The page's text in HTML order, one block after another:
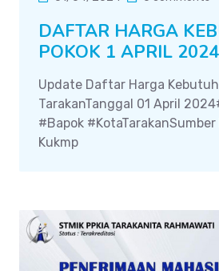
DAFTAR HARGA
POKOK 1 APRIL
Update Daftar Harga
TarakanTanggal 01 April
#Bapok
Kukmp